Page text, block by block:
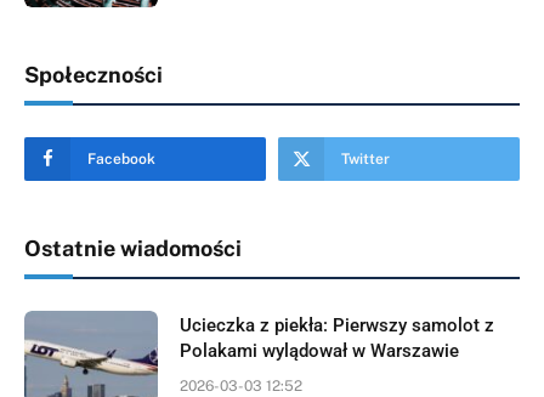
Społeczności
Facebook Twitter
Ostatnie wiadomości
Ucieczka z piekła: Pierwszy samolot z
Polakami wylądował w Warszawie
2026-03-03 12:52